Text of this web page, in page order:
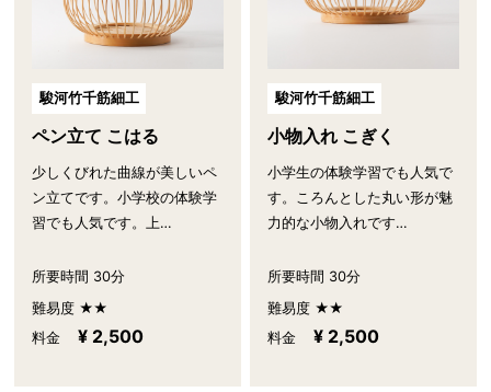
駿河竹千筋細工
ペン立て こはる
少しくびれた曲線が美しいペ
ン立てです。小学校の体験学
習でも人気です。上…
所要時間 30分
難易度 ★★
料金
¥ 2,500
駿河竹千筋細工
小物入れ こぎく
小学生の体験学習でも人気で
す。ころんとした丸い形が魅
力的な小物入れです…
所要時間 30分
難易度 ★★
料金
¥ 2,500